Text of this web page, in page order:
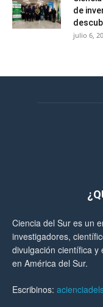
de
julio 6,
Ciencia del Sur es un
investigadores,
divulgación científica y
en América del Sur.
Escribinos: